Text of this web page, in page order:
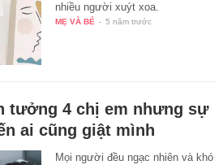
nhiều người xuýt xoa.
MẸ VÀ BÉ - 5 năm trước
tưởng 4 chị em nhưng sự
ai cũng giật mình
Mọi người đều ngạc nhiên và khó